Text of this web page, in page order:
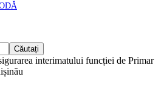
interimatului funcției de Primar